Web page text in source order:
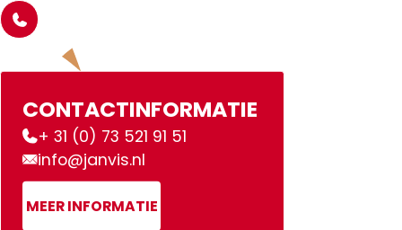
CONTACTINFORMATIE
+ 31 (0) 73 521 91 51
info@janvis.nl
MEER INFORMATIE